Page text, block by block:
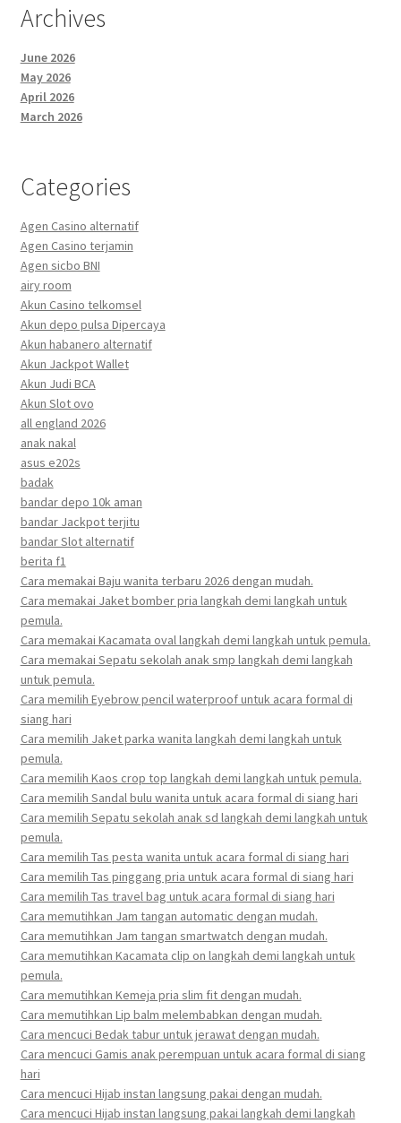
Archives
June 2026
May 2026
April 2026
March 2026
Categories
Agen Casino alternatif
Agen Casino terjamin
Agen sicbo BNI
airy room
Akun Casino telkomsel
Akun depo pulsa Dipercaya
Akun habanero alternatif
Akun Jackpot Wallet
Akun Judi BCA
Akun Slot ovo
all england 2026
anak nakal
asus e202s
badak
bandar depo 10k aman
bandar Jackpot terjitu
bandar Slot alternatif
berita f1
Cara memakai Baju wanita terbaru 2026 dengan mudah.
Cara memakai Jaket bomber pria langkah demi langkah untuk
pemula.
Cara memakai Kacamata oval langkah demi langkah untuk pemula.
Cara memakai Sepatu sekolah anak smp langkah demi langkah
untuk pemula.
Cara memilih Eyebrow pencil waterproof untuk acara formal di
siang hari
Cara memilih Jaket parka wanita langkah demi langkah untuk
pemula.
Cara memilih Kaos crop top langkah demi langkah untuk pemula.
Cara memilih Sandal bulu wanita untuk acara formal di siang hari
Cara memilih Sepatu sekolah anak sd langkah demi langkah untuk
pemula.
Cara memilih Tas pesta wanita untuk acara formal di siang hari
Cara memilih Tas pinggang pria untuk acara formal di siang hari
Cara memilih Tas travel bag untuk acara formal di siang hari
Cara memutihkan Jam tangan automatic dengan mudah.
Cara memutihkan Jam tangan smartwatch dengan mudah.
Cara memutihkan Kacamata clip on langkah demi langkah untuk
pemula.
Cara memutihkan Kemeja pria slim fit dengan mudah.
Cara memutihkan Lip balm melembabkan dengan mudah.
Cara mencuci Bedak tabur untuk jerawat dengan mudah.
Cara mencuci Gamis anak perempuan untuk acara formal di siang
hari
Cara mencuci Hijab instan langsung pakai dengan mudah.
Cara mencuci Hijab instan langsung pakai langkah demi langkah